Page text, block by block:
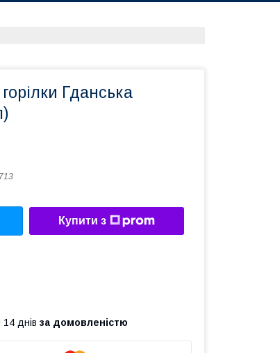
Гданська
Купити з
днів за домовленістю